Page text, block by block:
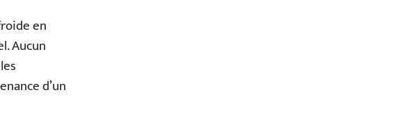
en
Aucun
d’un